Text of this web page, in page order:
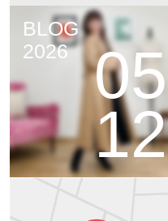
BLOG
2026
05
12